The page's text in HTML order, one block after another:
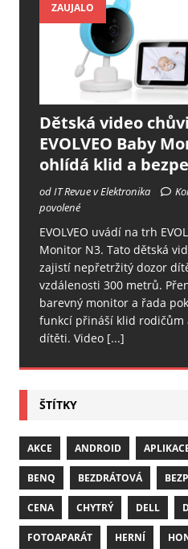
ZAUJALO
Dětská video
EVOLVEO Baby
ohlídá klid a
od IT Revue v Elektronika
povolené
EVOLVEO uvádí na trh
Monitor N3. Tato dětská
zajistí nepřetržitý dozor
vzdálenosti 300 metrů.
barevný monitor a řada
funkcí přináší klid rodičům
dítěti. Video [...]
ŠTÍTKY
AKCE ANDROID
BENQ BEZDRÁTOVÁ
CENA CHYTRÝ DELL
FOTOAPARÁT HERNÍ